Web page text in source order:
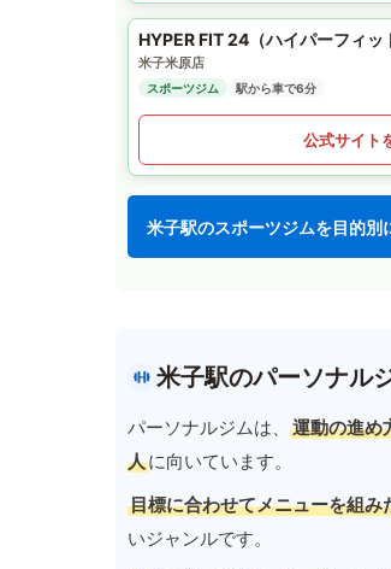
HYPER FIT 24（ハイパーフィッ
米子米原店
スポーツジム 駅から車で6分
公式サイト
米子駅のスポーツジムを目的別
米子駅のパーソナル
パーソナルジムは、 運動の進め
人に向いています。
目標に合わせてメニューを組み
いジャンルです。